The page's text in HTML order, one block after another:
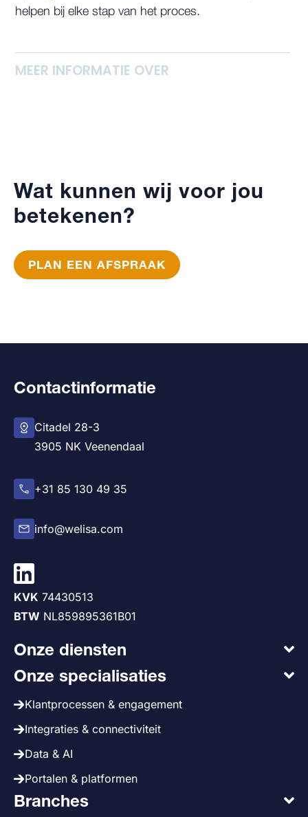
helpen bij elke stap van het proces.
MEER INFORMATIE OVER
Wat kunnen wij voor jou
betekenen?
PLAN EEN AFSPRAAK
Contactinformatie
Citadel 28-3
3905 NK Veenendaal
+31 85 130 49 35
info@welisa.com
KVK 74430513
BTW NL859895361B01
Onze diensten
Onze specialisaties
Klantprocessen & engagement
Integraties & connectiviteit
Data & AI
Portalen & platformen
Branches